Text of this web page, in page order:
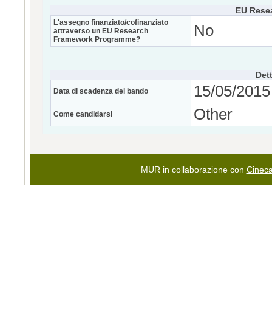
EU
L'assegno finanziato/cofinanziato
attraverso un EU Research
Framework Programme?
No
Data di scadenza del bando 15/05/
Come candidarsi Other
MUR in collaborazione con